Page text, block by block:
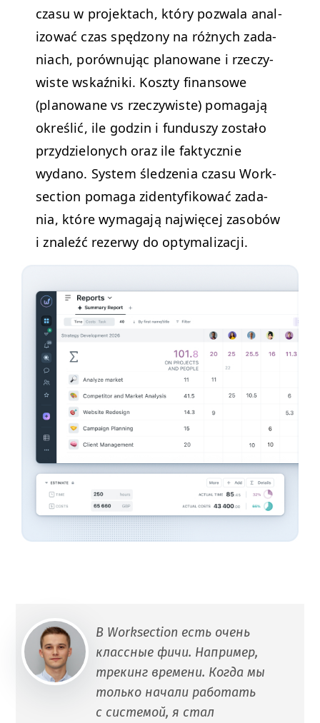
cza­su w pro­jek­tach, który pozwala anal­
i­zować czas spęd­zony na różnych zada­
ni­ach, porównu­jąc planowane i rzeczy­
wiste wskaźni­ki. Kosz­ty finan­sowe
(planowane vs rzeczy­wiste) poma­ga­ją
określić, ile godzin i fun­duszy zostało
przy­dzielonych oraz ile fak­ty­cznie
wydano. Sys­tem śledzenia cza­su Work­
sec­tion poma­ga ziden­ty­fikować zada­
nia, które wyma­ga­ją najwięcej zasobów
i znaleźć rez­er­wy do optymalizacji.
В Worksection есть очень
классные фичи. Например,
трекинг времени. Когда мы
только начали работать
с системой, я стал